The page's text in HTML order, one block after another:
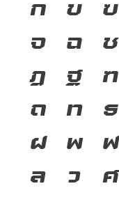
ก ข ฃ
จ ฉ ช
ฏ ฐ ฑ
ถ ท ธ
ฝ พ ฟ
ล ว ศ